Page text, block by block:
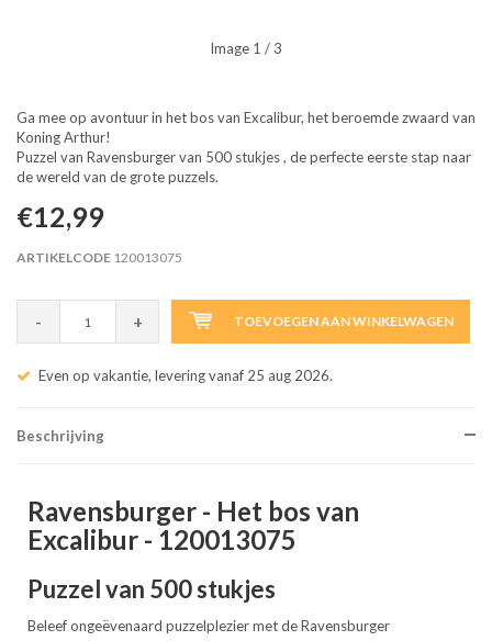
Image 1 / 3
Ga mee op avontuur in het bos van Excalibur, het beroemde zwaard van
Koning Arthur!
Puzzel van Ravensburger van 500 stukjes , de perfecte eerste stap naar
de wereld van de grote puzzels.
€12,99
ARTIKELCODE 120013075
- + TOEVOEGEN AAN WINKELWAGEN
Even op vakantie, levering vanaf 25 aug 2026.
Beschrijving
Ravensburger - Het bos van
Excalibur - 120013075
Puzzel van 500 stukjes
Beleef ongeëvenaard puzzelplezier met de Ravensburger